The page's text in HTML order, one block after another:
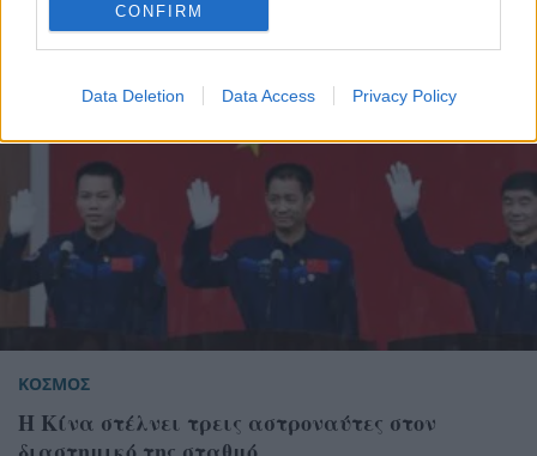
CONFIRM
Data Deletion Data Access Privacy Policy
ΚΟΣΜΟΣ
Η Κίνα στέλνει τρεις αστροναύτες στον